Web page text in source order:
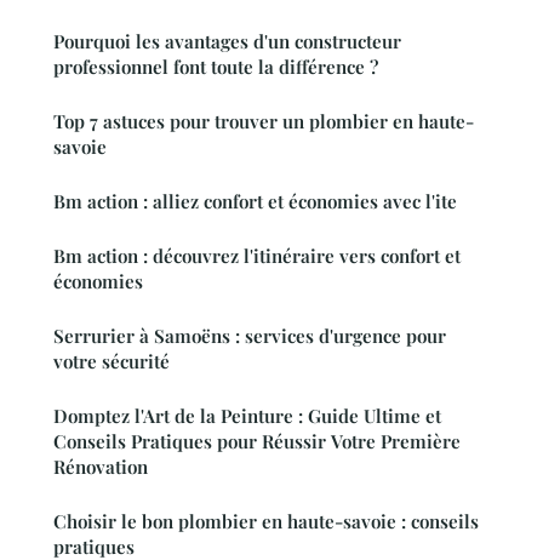
Pourquoi les avantages d'un constructeur
professionnel font toute la différence ?
Top 7 astuces pour trouver un plombier en haute-
savoie
Bm action : alliez confort et économies avec l'ite
Bm action : découvrez l'itinéraire vers confort et
économies
Serrurier à Samoëns : services d'urgence pour
votre sécurité
Domptez l'Art de la Peinture : Guide Ultime et
Conseils Pratiques pour Réussir Votre Première
Rénovation
Choisir le bon plombier en haute-savoie : conseils
pratiques